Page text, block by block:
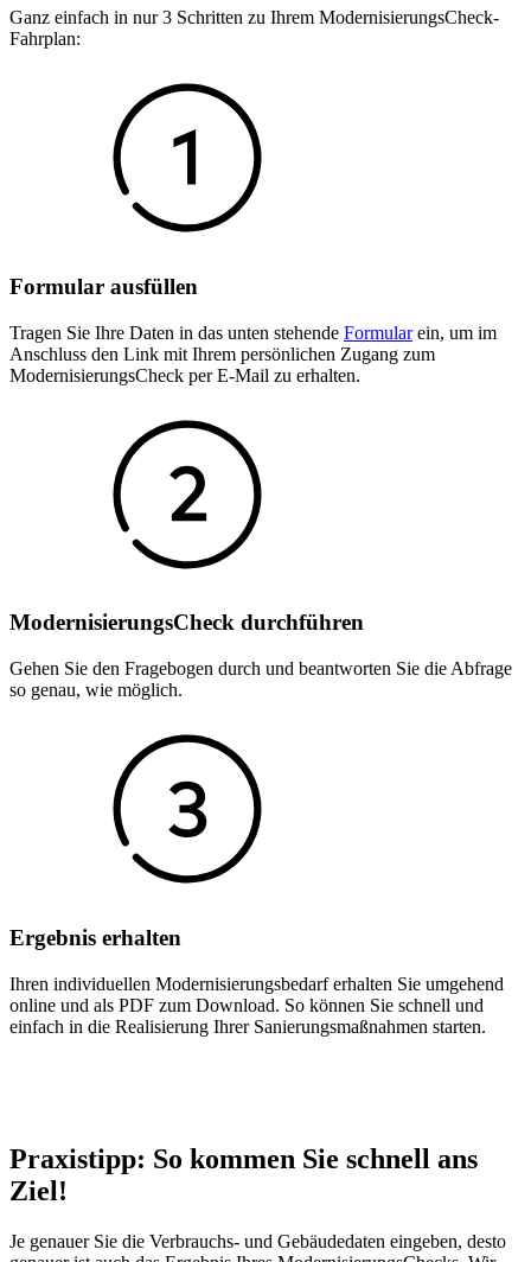
Ganz einfach in nur 3 Schritten zu Ihrem ModernisierungsCheck-
Fahrplan:
Formular ausfüllen
Tragen Sie Ihre Daten in das unten stehende Formularein, um im
Anschluss den Link mit Ihrem persönlichen Zugang zum
ModernisierungsCheck per E-Mail zu erhalten.
ModernisierungsCheck durchführen
Gehen Sie den Fragebogen durch und beantworten Sie die Abfrage
so genau, wie möglich.
Ergebnis erhalten
Ihren individuellen Modernisierungs­bedarf erhalten Sie umgehend
online und als PDF zum Download. So können Sie schnell und
einfach in die Reali­sierung Ihrer Sanierungs­maßnahmen starten.
Praxistipp: So kommen Sie schnell ans
Ziel!
Je genauer Sie die Verbrauchs- und Gebäudedaten eingeben, desto